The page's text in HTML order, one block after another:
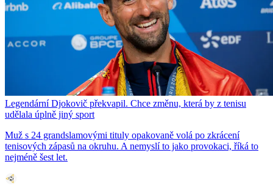
Legendární Djokovič překvapil. Chce změnu, která by z tenisu
udělala úplně jiný sport
Muž s 24 grandslamovými tituly opakovaně volá po zkrácení
tenisových zápasů na okruhu. A nemyslí to jako provokaci, říká to
nejméně šest let.